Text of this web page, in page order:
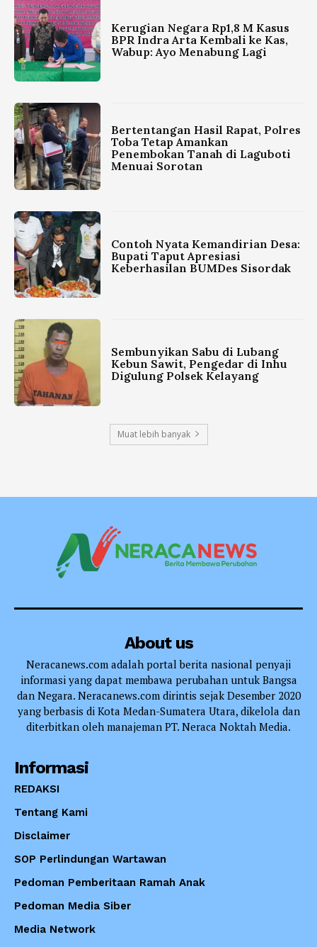
Kerugian Negara Rp1,8 M Kasus
BPR Indra Arta Kembali ke Kas,
Wabup: Ayo Menabung Lagi
Bertentangan Hasil Rapat, Polres
Toba Tetap Amankan
Penembokan Tanah di Laguboti
Menuai Sorotan
Contoh Nyata Kemandirian Desa:
Bupati Taput Apresiasi
Keberhasilan BUMDes Sisordak
Sembunyikan Sabu di Lubang
Kebun Sawit, Pengedar di Inhu
Digulung Polsek Kelayang
Muat lebih banyak
About us
Neracanews.com adalah portal berita nasional penyaji
informasi yang dapat membawa perubahan untuk Bangsa
dan Negara. Neracanews.com dirintis sejak Desember 2020
yang berbasis di Kota Medan-Sumatera Utara, dikelola dan
diterbitkan oleh manajeman PT. Neraca Noktah Media.
Informasi
REDAKSI
Tentang Kami
Disclaimer
SOP Perlindungan Wartawan
Pedoman Pemberitaan Ramah Anak
Pedoman Media Siber
Media Network